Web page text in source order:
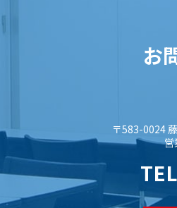
お
〒583-0024
営